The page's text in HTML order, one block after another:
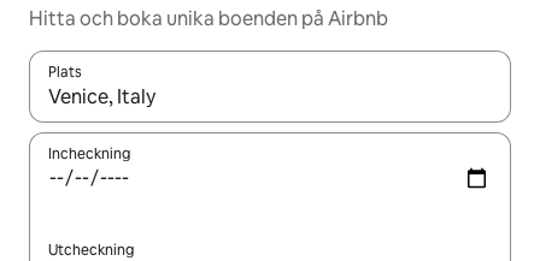
Hitta och boka unika boenden på Airbnb
Plats
När resultaten är tillgängliga kan du navigera med upp- och
Incheckning
Utcheckning